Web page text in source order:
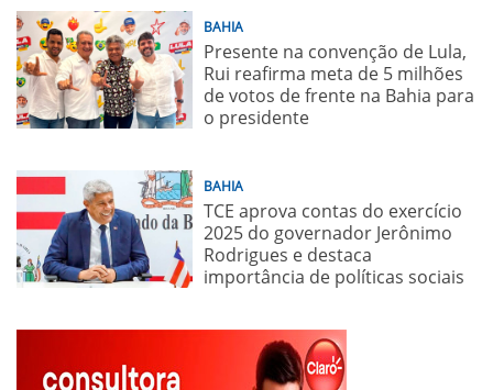
BAHIA
Presente na convenção de Lula,
Rui reafirma meta de 5 milhões
de votos de frente na Bahia para
o presidente
BAHIA
TCE aprova contas do exercício
2025 do governador Jerônimo
Rodrigues e destaca
importância de políticas sociais